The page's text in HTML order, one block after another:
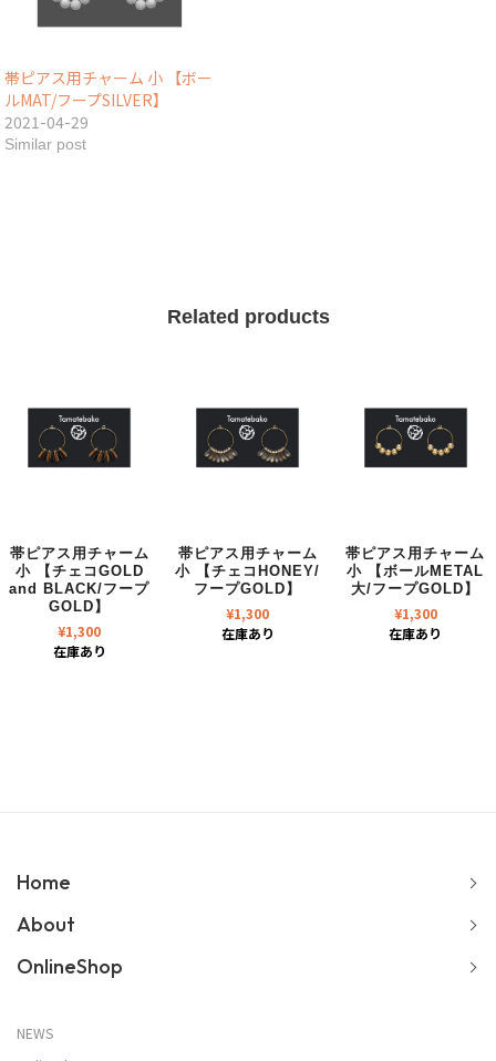
帯ピアス用チャーム 小 【ボー
ルMAT/フープSILVER】
2021-04-29
Similar post
Related products
帯ピアス用チャーム
小 【チェコGOLD
and BLACK/フープ
GOLD】
¥1,300
在庫あり
帯ピアス用チャーム
小 【チェコHONEY/
フープGOLD】
¥1,300
在庫あり
帯ピアス用チャーム
小 【ボールMETAL
大/フープGOLD】
¥1,300
在庫あり
Home
About
OnlineShop
NEWS